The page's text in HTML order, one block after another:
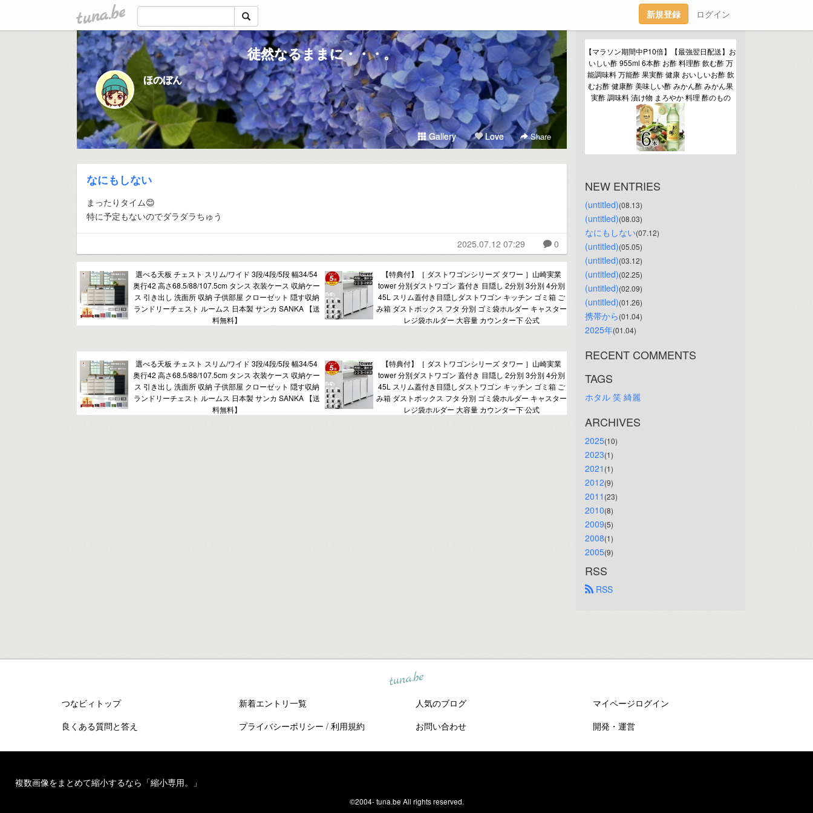
tuna.be 新規登録 ログイン
徒然なるままに・・・。
ほのぼん
Gallery Love Share
なにもしない
まったりタイム😊
特に予定もないのでダラダラちゅう
2025.07.12 07:29 0
選べる天板 チェスト スリム/ワイド 3段/4段/5段 幅34/54
奥行42 高さ68.5/88/107.5cm タンス 衣装ケース 収納ケー
ス 引き出し 洗面所 収納 子供部屋 クローゼット 隠す収納
ランドリーチェスト ルームス 日本製 サンカ SANKA 【送
料無料】
【特典付】［ ダストワゴンシリーズ タワー ］山崎実業
tower 分別ダストワゴン 蓋付き 目隠し 2分別 3分別 4分別
45L スリム蓋付き目隠しダストワゴン キッチン ゴミ箱 ご
み箱 ダストボックス フタ 分別 ゴミ袋ホルダー キャスター
レジ袋ホルダー 大容量 カウンター下 公式
選べる天板 チェスト スリム/ワイド 3段/4段/5段 幅34/54
奥行42 高さ68.5/88/107.5cm タンス 衣装ケース 収納ケー
ス 引き出し 洗面所 収納 子供部屋 クローゼット 隠す収納
ランドリーチェスト ルームス 日本製 サンカ SANKA 【送
料無料】
【特典付】［ ダストワゴンシリーズ タワー ］山崎実業
tower 分別ダストワゴン 蓋付き 目隠し 2分別 3分別 4分別
45L スリム蓋付き目隠しダストワゴン キッチン ゴミ箱 ご
み箱 ダストボックス フタ 分別 ゴミ袋ホルダー キャスター
レジ袋ホルダー 大容量 カウンター下 公式
【マラソン期間中P10倍】【最強翌日配送】お
いしい酢 955ml 6本酢 お酢 料理酢 飲む酢 万
能調味料 万能酢 果実酢 健康 おいしいお酢 飲
むお酢 健康酢 美味しい酢 みかん酢 みかん果
実酢 調味料 漬け物 まろやか 料理 酢のもの
NEW ENTRIES
(untitled)(08.13)
(untitled)(08.03)
なにもしない(07.12)
(untitled)(05.05)
(untitled)(03.12)
(untitled)(02.25)
(untitled)(02.09)
(untitled)(01.26)
携帯から(01.04)
2025年(01.04)
RECENT COMMENTS
TAGS
ホタル 笑 綺麗
ARCHIVES
2025(10)
2023(1)
2021 (1)
2012(9)
2011 (23)
2010(8)
2009(5)
2008(1)
2005(9)
RSS
RSS
tuna.be
つなビィトップ 新着エントリ一覧 人気のブログ
マイページログイン
良くある質問と答え
プライバシーポリシー / 利用規約 お問い合わせ 開発・運営
複数画像をまとめて縮小するなら「縮小専用。」
©2004-tuna.be All rights reserved.